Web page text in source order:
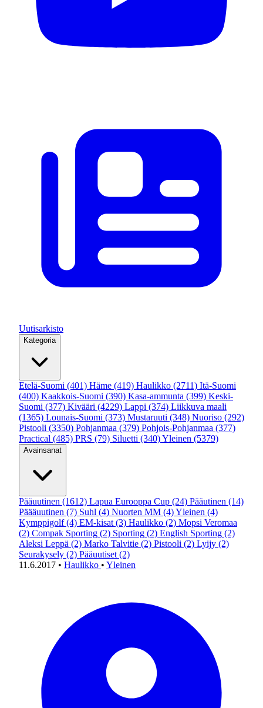
Uutisarkisto
Kategoria
Etelä-Suomi (401) Häme (419) Haulikko (2711) Itä-Suomi
(400) Kaakkois-Suomi (390) Kasa-ammunta (399) Keski-
Suomi (377) Kivääri (4229) Lappi (374) Liikkuva maali
(1365) Lounais-Suomi (373) Mustaruuti (348) Nuoriso (292)
Pistooli (3350) Pohjanmaa (379) Pohjois-Pohjanmaa (377)
Practical (485) PRS (79) Siluetti (340)Yleinen (5379)
Avainsanat
Pääuutinen (1612) Lapua Eurooppa Cup (24) Pääutinen (14)
Päääuutinen (7) Suhl (4) Nuorten MM (4)Yleinen (4)
Kymppigolf (4) EM-kisat (3) Haulikko (2) Mopsi Veromaa
(2) Compak Sporting (2) Sporting (2) English Sporting (2)
Aleksi Leppä (2) Marko Talvitie (2) Pistooli (2) Lyijy (2)
Seurakysely (2) Pääuutiset (2)
11.6.2017 • Haulikko • Yleinen